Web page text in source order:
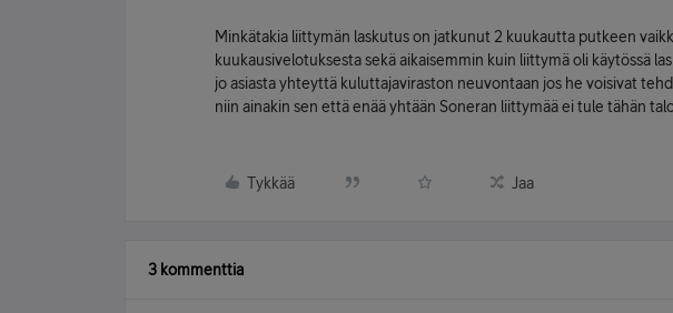
Minkätakia liittymän laskutus on jatkunut 2 kuukautta putkeen
kuukausivelotuksesta sekä aikaisemmin kuin liittymä oli käytössä
jo asiasta yhteyttä kuluttajaviraston neuvontaan jos he voisivat
niin ainakin sen että enää yhtään Soneran liittymää ei tule tähän
Tykkää Jaa
3 kommenttia